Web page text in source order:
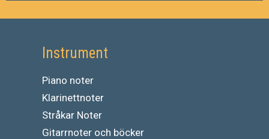
Instrument
Piano noter
Klarinettnoter
Stråkar Noter
Gitarrnoter och böcker